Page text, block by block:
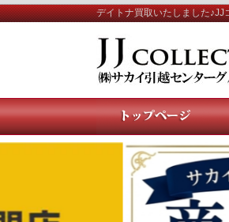
デイトナ買取いたしました